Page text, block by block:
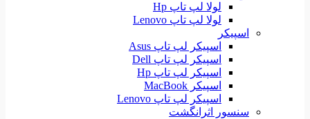
لولا لپ تاپ Hp
لولا لپ تاپ Lenovo
اسپیکر
اسپیکر لپ تاپ Asus
اسپیکر لپ تاپ Dell
اسپیکر لپ تاپ Hp
اسپیکر MacBook
اسپیکر لپ تاپ Lenovo
سنسور اثرانگشت